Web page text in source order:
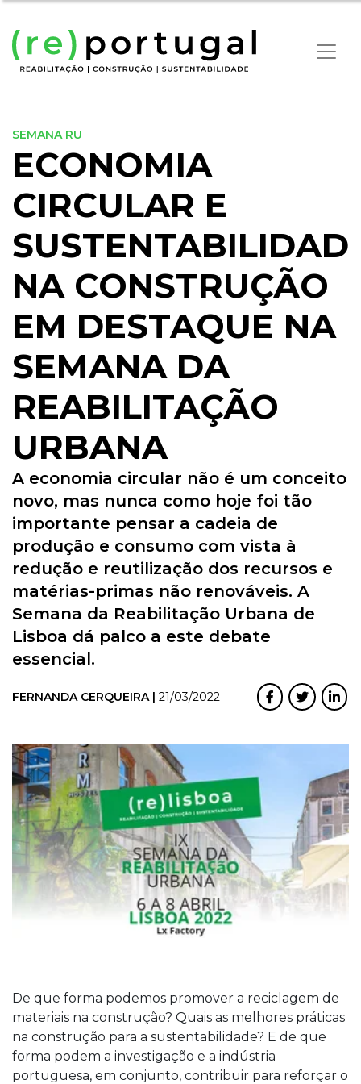
SEMANA RU
ECONOMIA
CIRCULAR E
NA CONSTRUÇÃO
EM DESTAQUE NA
SEMANA DA
REABILITAÇÃO
URBANA
A economia circular não é um conceito
novo, mas nunca como hoje foi tão
importante pensar a cadeia de
produção e consumo com vista à
redução e reutilização dos recursos e
matérias-primas não renováveis. A
Semana da Reabilitação Urbana de
Lisboa dá palco a este debate
essencial.
FERNANDA CERQUEIRA | 21/03/2022
De que forma podemos promover a reciclagem de
materiais na construção? Quais as melhores práticas
na construção para a sustentabilidade? E de que
forma podem a investigação e a indústria
portuguesa, em conjunto, contribuir para reforçar o